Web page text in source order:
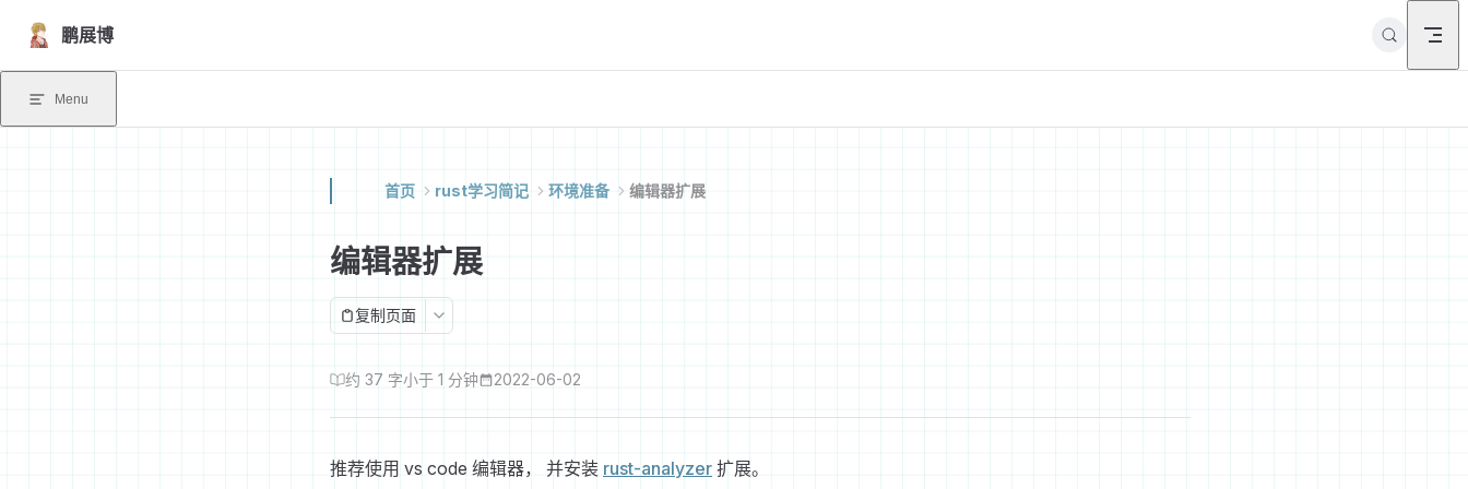
Skip to content
鹏展博
Menu
首页 rust学习简记 环境准备 编辑器扩展
编辑器扩展
复制页面
约 37 字小于 1 分钟 2022-06-02
推荐使用 vs code 编辑器， 并安装 rust-analyzer 扩展。